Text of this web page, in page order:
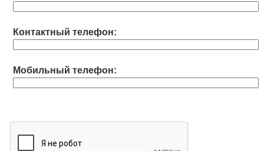
Контактный телефон:
Мобильный телефон: